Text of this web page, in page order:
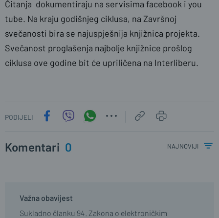
Čitanja dokumentiraju na servisima facebook i you
tube. Na kraju godišnjeg ciklusa, na Završnoj
svečanosti bira se najuspješnija knjižnica projekta.
Svečanost proglašenja najbolje knjižnice prošlog
ciklusa ove godine bit će upriličena na Interliberu.
PODIJELI
Komentari 0 najnoviji
Važna obavijest
Sukladno članku 94. Zakona o elektroničkim